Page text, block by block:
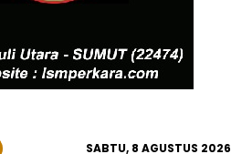
SABTU, 8 AGUSTUS 2026